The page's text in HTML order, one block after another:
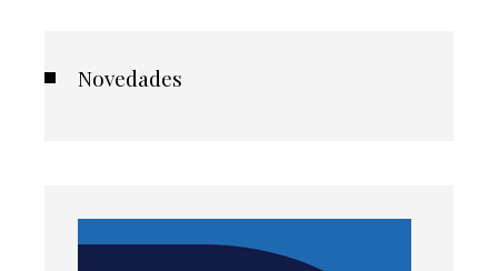
Novedades